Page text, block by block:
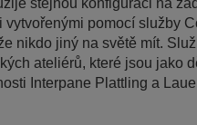
stejnou konfiguraci na
vytvořenými pomocí služby
nikdo jiný na světě mít.
ateliérů, které jsou jako
Interpane Plattling a